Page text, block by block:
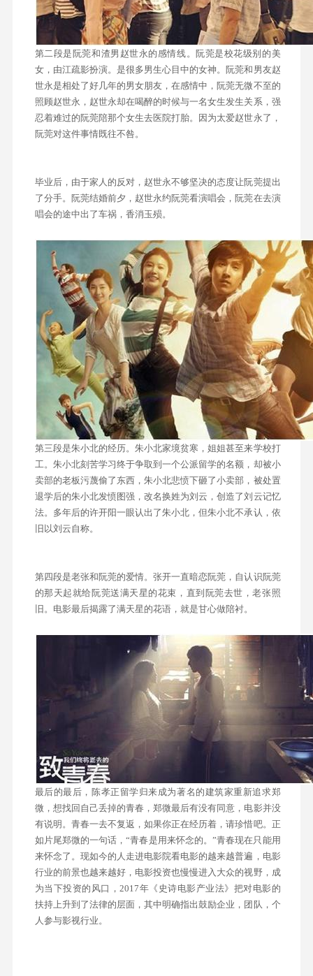
第二段是阮莞和渣男赵世永的感情线。阮莞是校花级别的美
女，由江疏影扮演。是很多男生心目中的女神。阮莞和男友赵
世永是相处了好几年的男女朋友，在感情中，阮莞无微不至的
照顾赵世永，赵世永却在喝醉的时候与一名女生发生关系，强
忍着难过的阮莞陪那个女生去医院打胎。因为太爱赵世永了，
阮莞对这件事情既往不咎。
毕业后，由于家人的反对，赵世永不够坚决的态度让阮莞提出
了分手。阮莞结婚前夕，赵世永约阮莞看演唱会，阮莞在去演
唱会的途中出了车祸，香消玉殒。
第三段是朱小北的经历。朱小北家境贫寒，姐姐甚至来学校打
工。朱小北刻苦学习终于争取到一个公派留学的名额，却被小
卖部的老板污蔑偷了东西，朱小北悲愤下砸了小卖部，被处置
退学后的朱小北发愤图强，改名换姓为刘云，创造了刘云记忆
法。多年后的许开阳一眼认出了朱小北，但朱小北不承认，依
旧以刘云自称。
第四段是老张和阮莞的爱情。张开一直暗恋阮莞，自认识阮莞
的那天起就给阮莞送满天星的花束，直到阮莞去世，老张照
旧。电影最后揭露了满天星的花语，就是甘心做陪衬。
最后的最后，陈孝正留学归来成为著名的建筑家重新追求郑
微，想找回自己丢掉的青春，郑微最后有没有同意，电影并没
有说明。青春一去不复返，如果你正在经历着，请珍惜吧。正
如片尾郑微的一句话，“青春是用来怀念的。”青春现在只能用
来怀念了。现如今的人走进电影院看电影的越来越普遍，电影
行业的前景也越来越好，电影投资也慢慢进入大众的视野，成
为当下投资的风口，2017年《史诗电影产业法》把对电影的
扶持上升到了法律的层面，其中明确指出鼓励企业，团队，个
人参与影视行业。